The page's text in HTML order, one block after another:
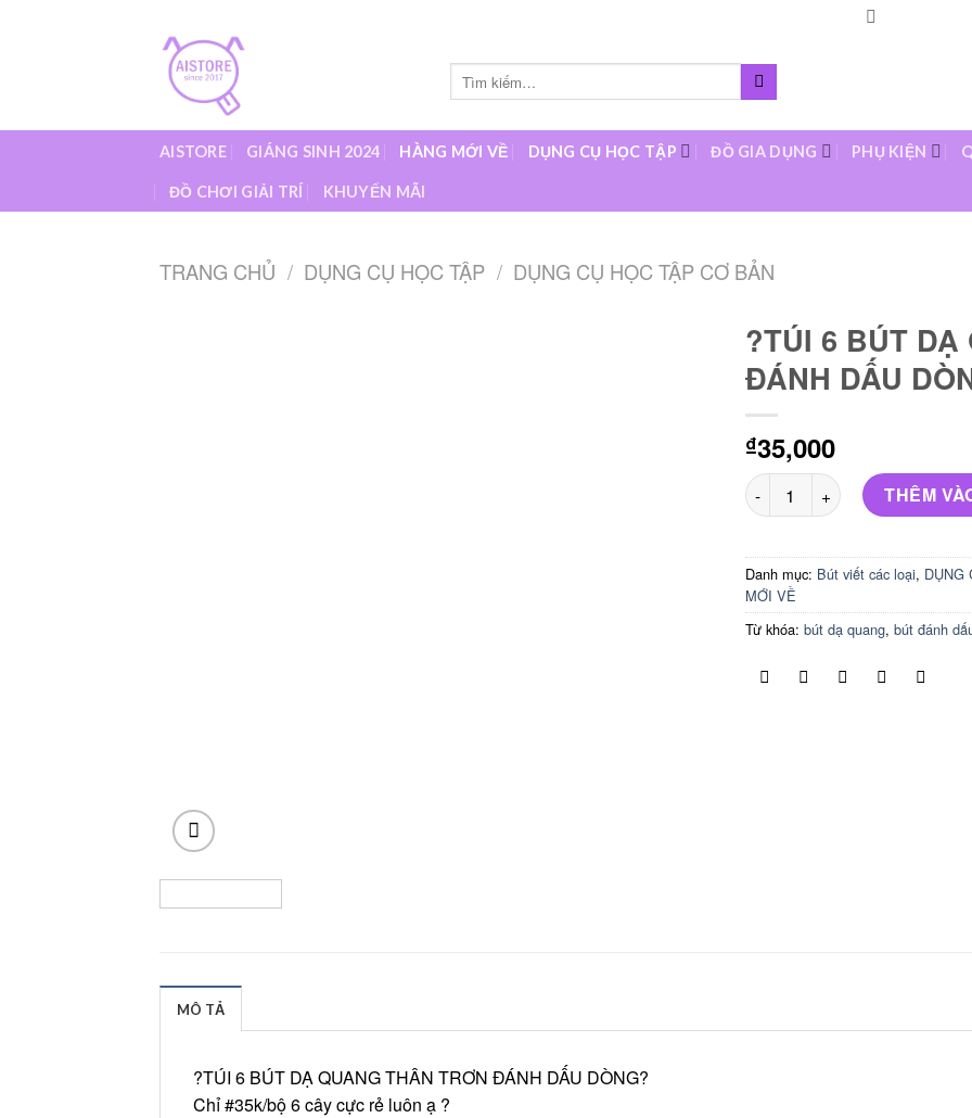
kiếm:
AISTORE GIÁNG SINH 2024 HÀNG MỚI VỀ DỤNG CỤ HỌC TẬP ĐỒ GIA DỤNG PHỤ KIỆN
ĐỒ CHƠI GIẢI TRÍ KHUYẾN MÃI
TRANG CHỦ / DỤNG CỤ HỌC TẬP / DỤNG CỤ HỌC TẬP CƠ BẢN
?TÚI 6 BÚT DẠ
ĐÁNH DẤU
₫35,000
?TÚI 6 BÚT DẠ QUANG
THÊM
Danh mục: Bút viết các loại, DỤNG
MỚI VỀ
Từ khóa: bút dạ quang, bút đánh
MÔ TẢ
?TÚI 6 BÚT DẠ QUANG THÂN TRƠN ĐÁNH DẤU DÒNG?
Chỉ#35k/bộ 6 cây cực rẻ luôn ạ ?